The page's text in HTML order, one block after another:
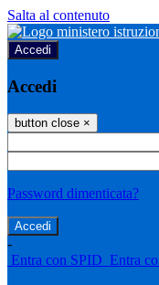
Salta al contenuto
Accedi
Accedi
button close ×
Password dimenticata?
-
Entra con SPID Entra